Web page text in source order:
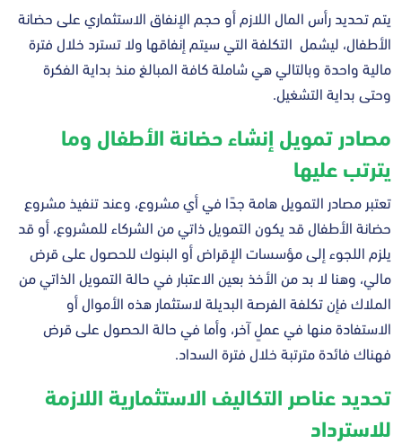
يتم تحديد رأس المال اللازم أو حجم الإنفاق الاستثماري على حضانة
الأطفال، ليشمل التكلفة التي سيتم إنفاقها ولا تسترد خلال فترة
مالية واحدة وبالتالي هي شاملة كافة المبالغ منذ بداية الفكرة
وحتى بداية التشغيل.
مصادر تمويل إنشاء حضانة الأطفال وما
يترتب عليها
تعتبر مصادر التمويل هامة جدًا في أي مشروع، وعند تنفيذ مشروع
حضانة الأطفال قد يكون التمويل ذاتي من الشركاء للمشروع، أو قد
يلزم اللجوء إلى مؤسسات الإقراض أو البنوك للحصول على قرض
مالي، وهنا لا بد من الأخذ بعين الاعتبار في حالة التمويل الذاتي من
الملاك فإن تكلفة الفرصة البديلة لاستثمار هذه الأموال أو
الاستفادة منها في عملٍ آخر، وأما في حالة الحصول على قرض
فهناك فائدة مترتبة خلال فترة السداد.
تحديد عناصر التكاليف الاستثمارية اللازمة
للاسترداد